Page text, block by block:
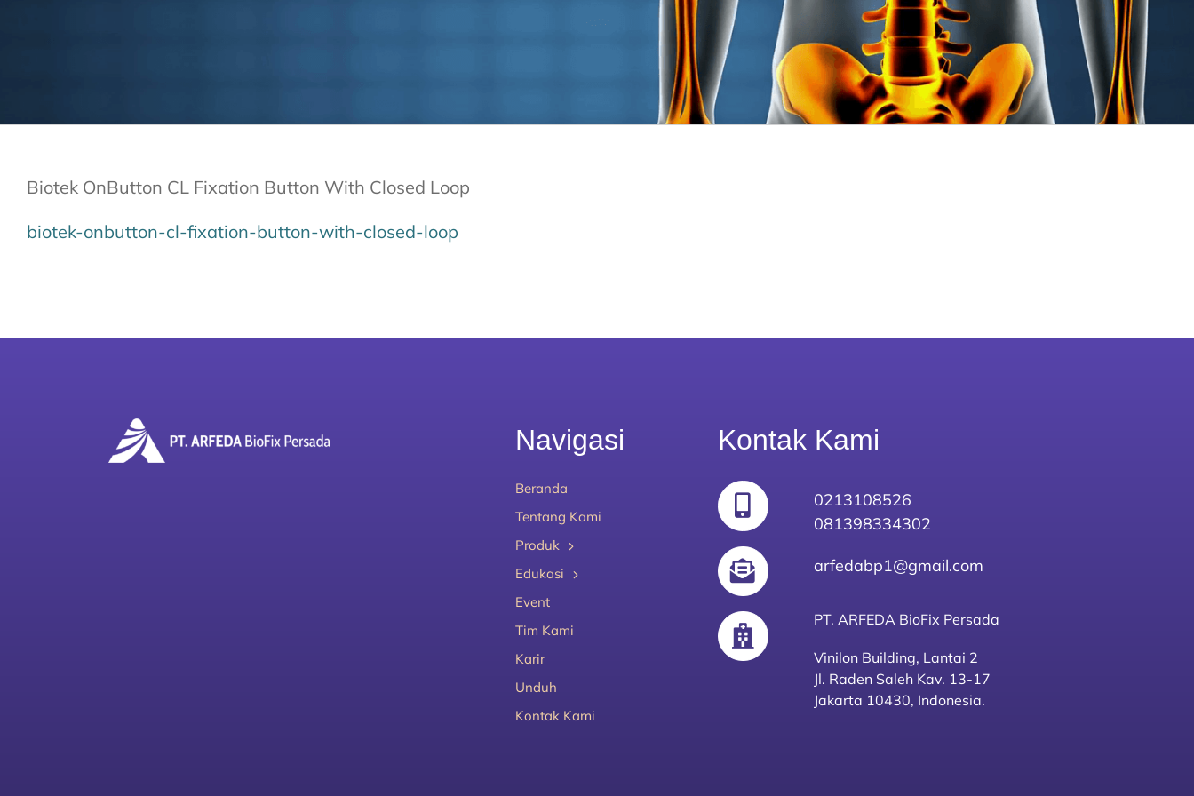
Biotek OnButton CL Fixation Button With Closed Loop
biotek-onbutton-cl-fixation-button-with-closed-loop
Navigasi
Beranda
Tentang Kami
Produk
Edukasi
Event
Tim Kami
Karir
Unduh
Kontak Kami
Kontak Kami
0213108526
081398334302
arfedabp1@gmail.com
PT. ARFEDA BioFix Persada
Vinilon Building, Lantai 2
Jl. Raden Saleh Kav. 13-17
Jakarta 10430, Indonesia.